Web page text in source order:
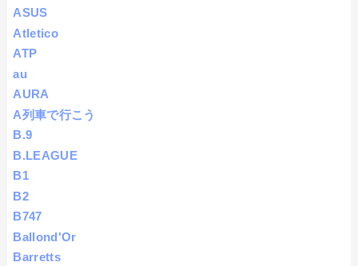
ASUS
Atletico
ATP
au
AURA
A列車で行こう
B.9
B.LEAGUE
B1
B2
B747
Ballond'Or
Barretts